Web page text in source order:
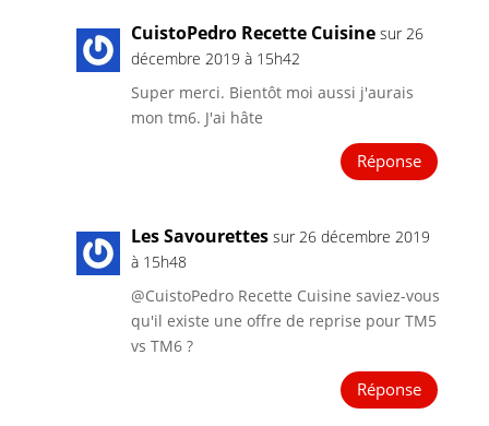
CuistoPedro Recette Cuisine sur 26
décembre 2019 à 15h42
Super merci. Bientôt moi aussi j'aurais
mon tm6. J'ai hâte
Réponse
Les Savourettes sur 26 décembre 2019
à 15h48
@CuistoPedro Recette Cuisine saviez-vous
qu'il existe une offre de reprise pour TM5
vs TM6 ?
Réponse